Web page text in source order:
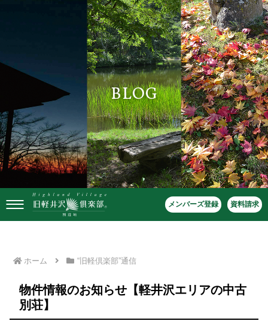
BLOG
メンバーズ登録 資料請求
ホーム “旧軽倶楽部”通信
物件情報のお知らせ【軽井沢エリアの中古
別荘】